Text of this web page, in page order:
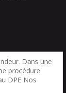
Dans une
procédure
DPE Nos